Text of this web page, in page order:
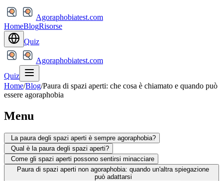
Agoraphobiatest.com
HomeBlogRisorse
Quiz
Agoraphobiatest.com
Quiz
Home/Blog/Paura di spazi aperti: che cosa è chiamato e quando può
essere agoraphobia
Menu
La paura degli spazi aperti è sempre agoraphobia?
Qual è la paura degli spazi aperti?
Come gli spazi aperti possono sentirsi minacciare
Paura di spazi aperti non agoraphobia: quando un'altra spiegazione
può adattarsi